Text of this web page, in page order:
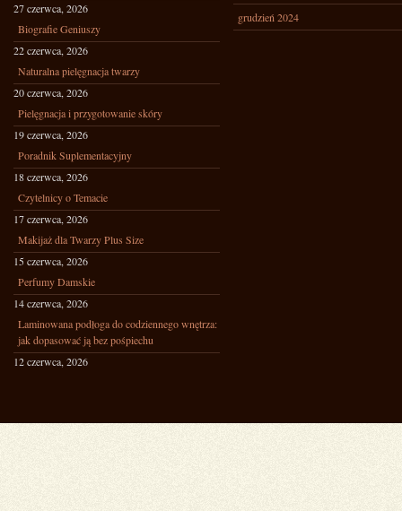
27 czerwca, 2026
Biografie Geniuszy
22 czerwca, 2026
Naturalna pielęgnacja twarzy
20 czerwca, 2026
Pielęgnacja i przygotowanie skóry
19 czerwca, 2026
Poradnik Suplementacyjny
18 czerwca, 2026
Czytelnicy o Temacie
17 czerwca, 2026
Makijaż dla Twarzy Plus Size
15 czerwca, 2026
Perfumy Damskie
14 czerwca, 2026
Laminowana podłoga do codziennego wnętrza:
jak dopasować ją bez pośpiechu
12 czerwca, 2026
grudzień 2024